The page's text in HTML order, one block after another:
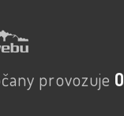
provozuje